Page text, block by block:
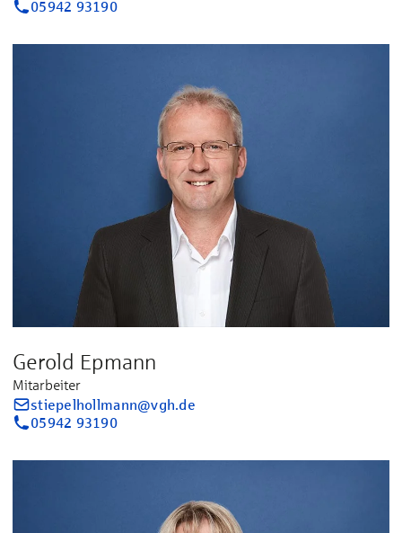
05942 93190
Gerold Epmann
Mitarbeiter
stiepelhollmann@vgh.de
05942 93190